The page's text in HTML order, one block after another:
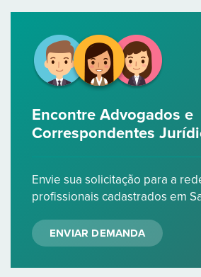
Encontre Advogados e
Correspondentes
Envie sua solicitação para a
profissionais cadastrados em
ENVIAR DEMANDA